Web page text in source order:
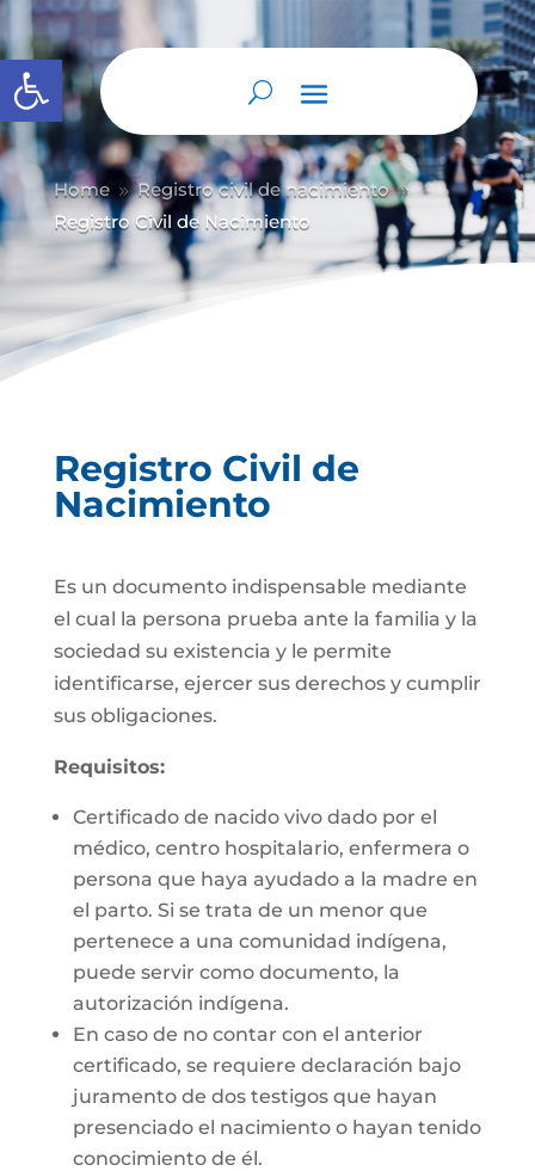
Abrir barra de herramientas
Home 9 Registro civil de nacimiento 9
Registro Civil de Nacimiento
Registro Civil de
Nacimiento
Es un documento indispensable mediante
el cual la persona prueba ante la familia y la
sociedad su existencia y le permite
identificarse, ejercer sus derechos y cumplir
sus obligaciones.
Requisitos:
Certificado de nacido vivo dado por el
médico, centro hospitalario, enfermera o
persona que haya ayudado a la madre en
el parto. Si se trata de un menor que
pertenece a una comunidad indígena,
puede servir como documento, la
autorización indígena.
En caso de no contar con el anterior
certificado, se requiere declaración bajo
juramento de dos testigos que hayan
presenciado el nacimiento o hayan tenido
conocimiento de él.